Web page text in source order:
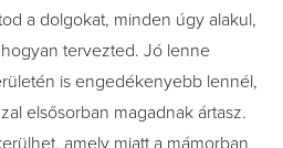
a dolgokat, minden úgy alakul,
tervezted. Jó lenne
is engedékenyebb lennél,
elsősorban magadnak ártasz.